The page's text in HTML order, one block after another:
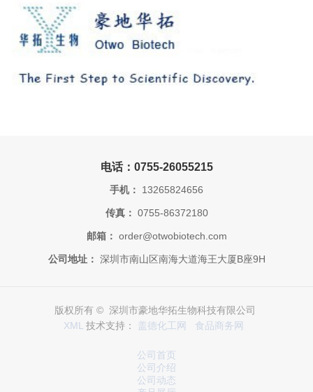
电话：0755-26055215
手机： 13265824656
传真： 0755-86372180
邮箱： order@otwobiotech.com
公司地址： 深圳市南山区南海大道海王大厦B座9H
版权所有 © 深圳市豪地华拓生物科技有限公司
XML
技术支持： 盖德化工网 食品商务网
公司首页
公司介绍
公司动态